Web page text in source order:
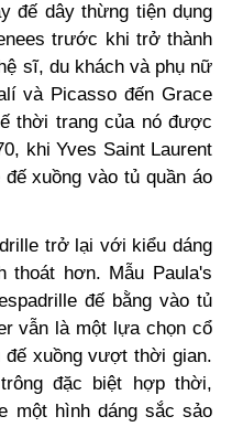
đế dây thừng tiện dụng
trước khi trở thành
sĩ, du khách và phụ nữ
và Picasso đến Grace
thời trang của nó được
khi Yves Saint Laurent
xuồng vào tủ quần áo
trở lại với kiểu dáng
thoát hơn. Mẫu Paula's
đế bằng vào tủ
vẫn là một lựa chọn cổ
xuồng vượt thời gian.
đặc biệt hợp thời,
một hình dáng sắc sảo